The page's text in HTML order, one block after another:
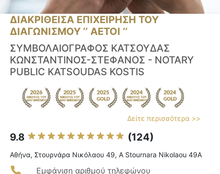
ΔΙΑΚΡΙΘΕΙΣΑ ΕΠΙΧΕΙΡΗΣΗ ΤΟΥ
ΔΙΑΓΩΝΙΣΜΟΥ ‘’ ΑΕΤΟΙ ‘’
ΣΥΜΒΟΛΑΙΟΓΡΑΦΟΣ ΚΑΤΣΟΥΔΑΣ
ΚΩΝΣΤΑΝΤΙΝΟΣ-ΣΤΕΦΑΝΟΣ - NOTARY
PUBLIC KATSOUDAS KOSTIS
Δείτε περισσότερα >>
9.8 (124)
Αθήνα, Στουρνάρα Νικόλαου 49, Α Stournara Nikolaou 49A
Εμφάνιση αριθμού τηλεφώνου